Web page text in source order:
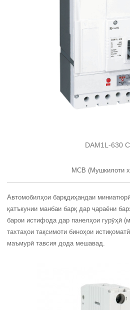
DAM1L-630
MCB (Мушкилоти
Автомобилҳои барқдиҳандаи
қатъкунии манбаи барқ ​​дар ҷараёни
барои истифода дар панелҳои гурӯҳӣ
тахтаҳои тақсимоти биноҳои
маъмурӣ тавсия дода мешавад.